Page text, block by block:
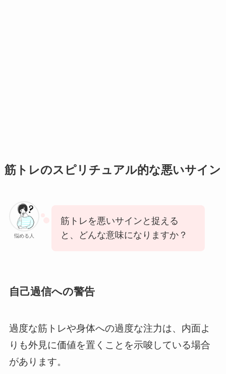
筋トレのスピリチュアル的な悪いサイン
悩める人
筋トレを悪いサインと捉える
と、どんな意味になりますか？
自己過信への警告
過度な筋トレや身体への過度な注力は、内面よ
りも外見に価値を置くことを示唆している場合
があります。